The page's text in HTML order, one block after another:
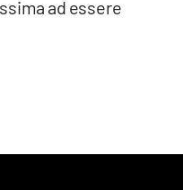
ad essere